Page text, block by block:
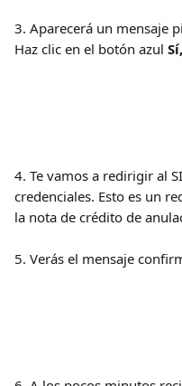
3. Aparecerá un mensaje
Haz clic en el botón azul
4. Te vamos a redirigir al
credenciales. Esto es un
la nota de crédito de
5. Verás el mensaje